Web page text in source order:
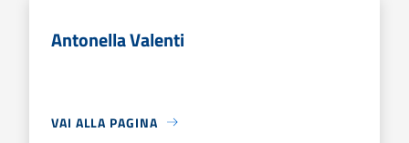
Antonella Valenti
VAI ALLA PAGINA